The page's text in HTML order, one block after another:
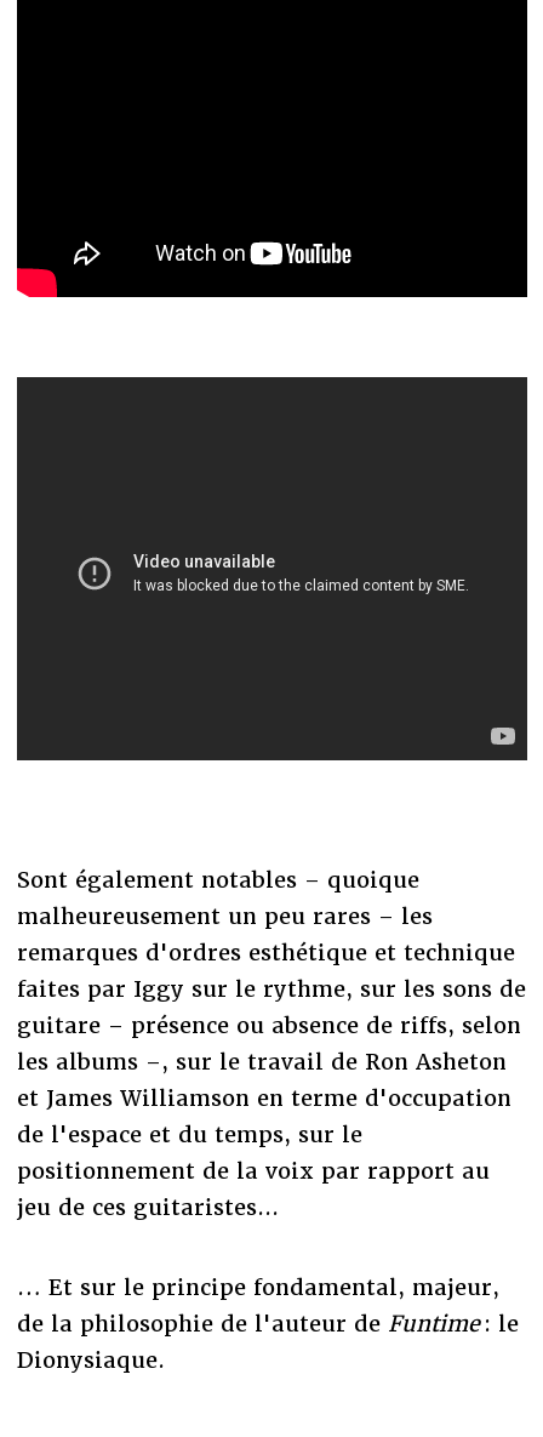
Sont également notables – quoique
malheureusement un peu rares – les
remarques d'ordres esthétique et technique
faites par Iggy sur le rythme, sur les sons de
guitare – présence ou absence de riffs, selon
les albums –, sur le travail de Ron Asheton
et James Williamson en terme d'occupation
de l'espace et du temps, sur le
positionnement de la voix par rapport au
jeu de ces guitaristes...
… Et sur le principe fondamental, majeur,
de la philosophie de l'auteur de Funtime: le
Dionysiaque.